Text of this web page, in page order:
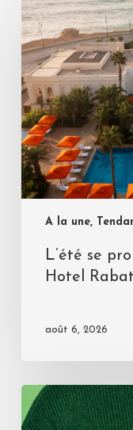
A la une,
L’été se
Hotel
août 6, 2026